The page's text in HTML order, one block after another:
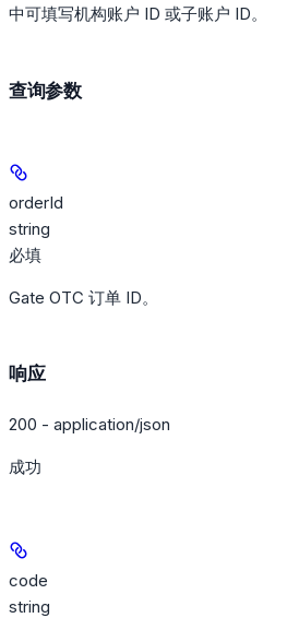
中可填写机构账户 ID 或子账户 ID。
查询参数
orderId
string
必填
Gate OTC 订单 ID。
响应
200 - application/json
成功
code
string